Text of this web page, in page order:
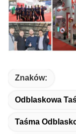
Znaków:
Odblaskowa
Taśma